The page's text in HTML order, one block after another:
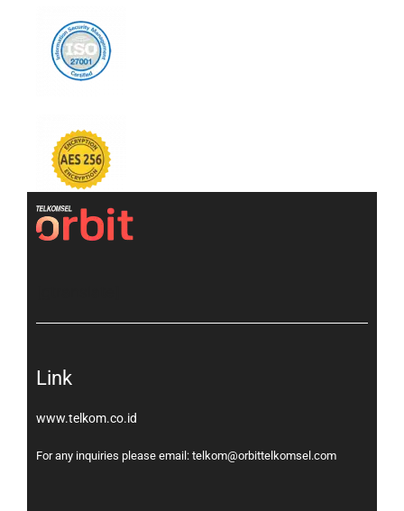
Link
www.telkom.co.id
For any inquiries please email: telkom@orbittelkomsel.com